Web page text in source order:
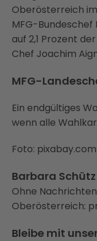
Oberösterreich
MFG-
auf 2,1 Prozent
Chef Joachim
MFG-
Ein endgültiges
wenn alle
Foto: pixabay.com
Barbara Schütz
Ohne
Oberösterreich:
Bleibe mit